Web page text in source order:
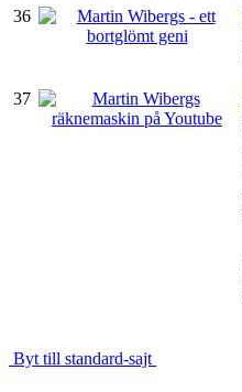
36
37
Byt till standard-sajt